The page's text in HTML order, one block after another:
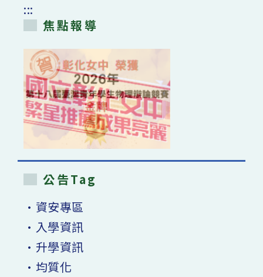
:::
焦點報導
公告Tag
•資安專區
•入學資訊
•升學資訊
•均質化